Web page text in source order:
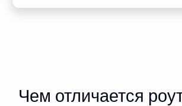
Чем отличается